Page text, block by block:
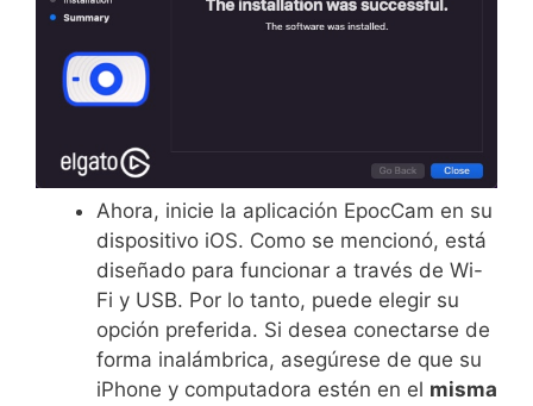
Ahora, inicie la aplicación EpocCam en su
dispositivo iOS. Como se mencionó, está
diseñado para funcionar a través de Wi-
Fi y USB. Por lo tanto, puede elegir su
opción preferida. Si desea conectarse de
forma inalámbrica, asegúrese de que su
iPhone y computadora estén en el misma